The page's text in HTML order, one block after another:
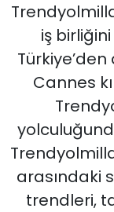
iş
Cannes
arasındaki
trendleri,